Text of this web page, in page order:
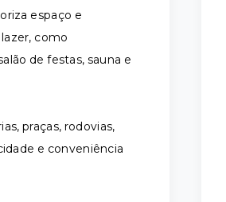
espaço e
como
de festas, sauna e
praças, rodovias,
e conveniência